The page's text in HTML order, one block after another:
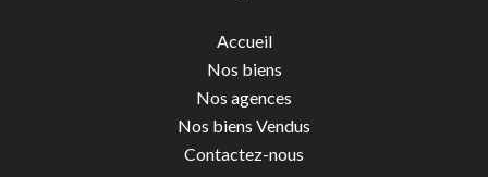
Accueil
Nos biens
Nos agences
Nos biens Vendus
Contactez-nous